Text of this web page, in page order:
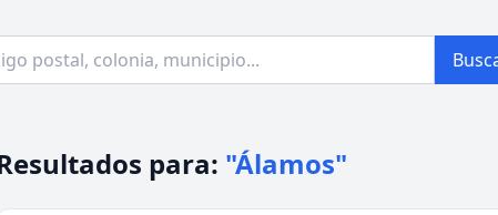
para: "Álamos"